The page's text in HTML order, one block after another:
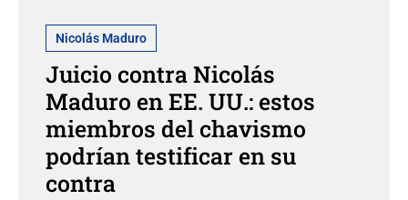
Nicolás Maduro
Juicio contra Nicolás
Maduro en EE. UU.: estos
miembros del chavismo
podrían testificar en su
contra